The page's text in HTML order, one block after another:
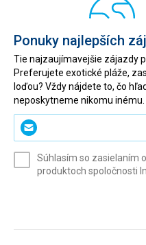
Ponuky najlepších
Tie najzaujímavejšie zájazdy
Preferujete exotické pláže,
loďou? Vždy nájdete to, čo
neposkytneme nikomu inému.
Zadajte
svoj
(povinné)
Súhlasím so zasielaním
produktoch spoločnosti